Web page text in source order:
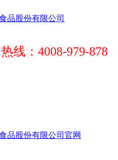
线：4008-979-878